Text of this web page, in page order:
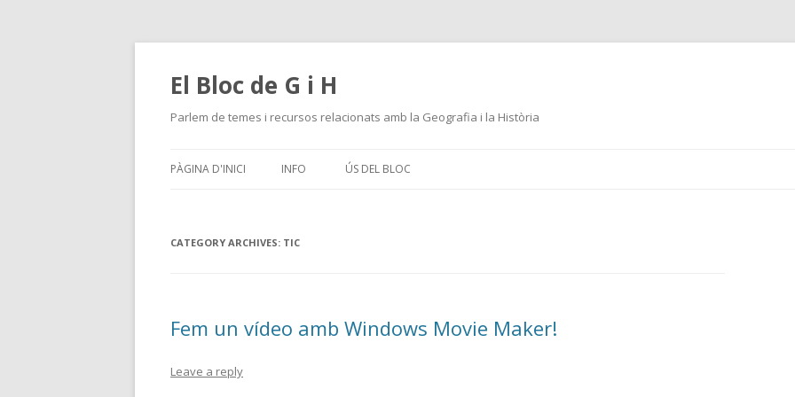
El Bloc de G i H
Parlem de temes i recursos relacionats amb la Geografia i la Història
PÀGINA D'INICI INFO ÚS DEL BLOC
CATEGORY ARCHIVES: TIC
Fem un vídeo amb Windows Movie Maker!
Leave a reply